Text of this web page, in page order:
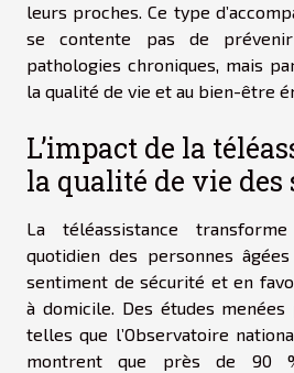
leurs proches. Ce type
se contente pas de prévenir
pathologies chroniques, mais
la qualité de vie et au bien-être
L’impact de la
la qualité de vie des
La téléassistance
quotidien des personnes
sentiment de sécurité et en
à domicile. Des études
telles que l’Observatoire
montrent que près de 90